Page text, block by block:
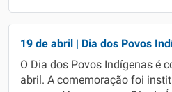
19 de abril | Dia dos Povos
O Dia dos Povos Indígenas é
abril. A comemoração foi